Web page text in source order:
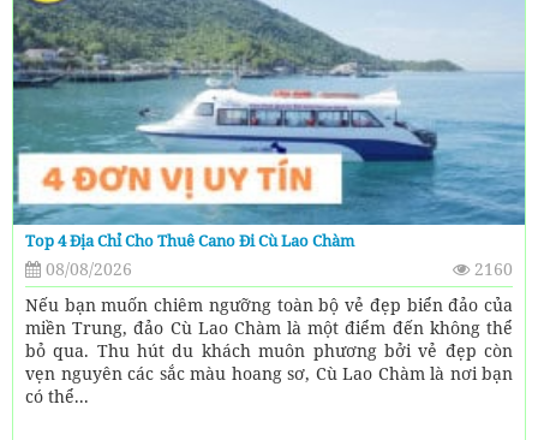
Top 4 Địa Chỉ Cho Thuê Cano Đi Cù Lao Chàm
08/08/2026
2160
Nếu bạn muốn chiêm ngưỡng toàn bộ vẻ đẹp biển đảo của
miền Trung, đảo Cù Lao Chàm là một điểm đến không thể
bỏ qua. Thu hút du khách muôn phương bởi vẻ đẹp còn
vẹn nguyên các sắc màu hoang sơ, Cù Lao Chàm là nơi bạn
có thể...